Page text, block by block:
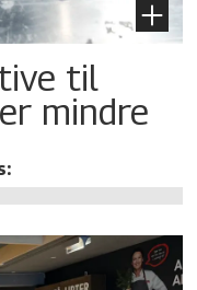
til
mindre